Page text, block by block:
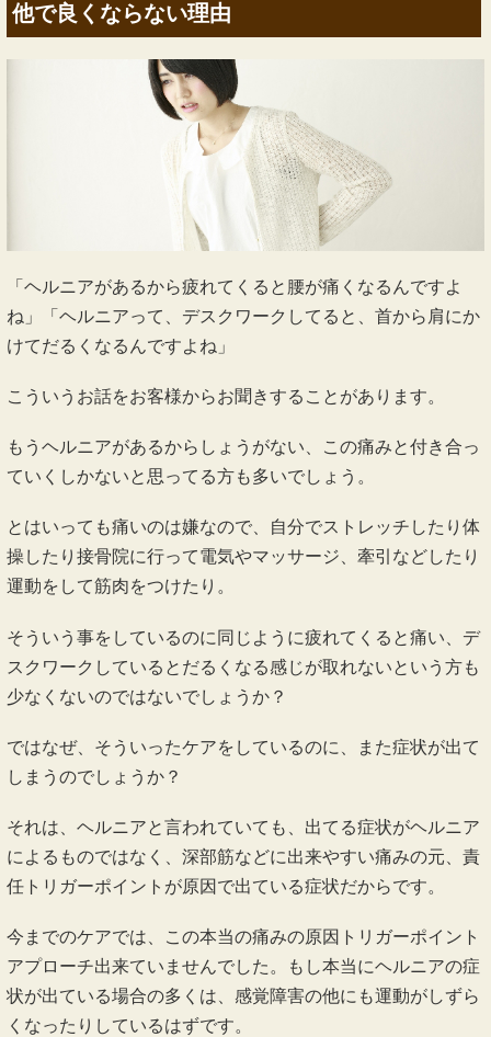
他で良くならない理由
「ヘルニアがあるから疲れてくると腰が痛くなるんですよ
ね」「ヘルニアって、デスクワークしてると、首から肩にか
けてだるくなるんですよね」
こういうお話をお客様からお聞きすることがあります。
もうヘルニアがあるからしょうがない、この痛みと付き合っ
ていくしかないと思ってる方も多いでしょう。
とはいっても痛いのは嫌なので、自分でストレッチしたり体
操したり接骨院に行って電気やマッサージ、牽引などしたり
運動をして筋肉をつけたり。
そういう事をしているのに同じように疲れてくると痛い、デ
スクワークしているとだるくなる感じが取れないという方も
少なくないのではないでしょうか？
ではなぜ、そういったケアをしているのに、また症状が出て
しまうのでしょうか？
それは、ヘルニアと言われていても、出てる症状がヘルニア
によるものではなく、深部筋などに出来やすい痛みの元、責
任トリガーポイントが原因で出ている症状だからです。
今までのケアでは、この本当の痛みの原因トリガーポイント
アプローチ出来ていませんでした。もし本当にヘルニアの症
状が出ている場合の多くは、感覚障害の他にも運動がしずら
くなったりしているはずです。